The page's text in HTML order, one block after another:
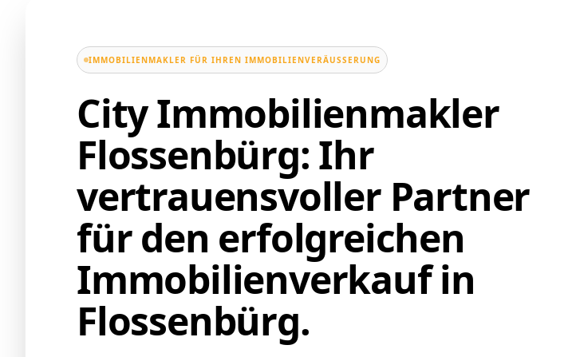
IMMOBILIENMAKLER FÜR IHREN IMMOBILIENVERÄUSSERUNG
City Immobilienmakler
Flossenbürg: Ihr
vertrauensvoller Partner
für den erfolgreichen
Immobilienverkauf in
Flossenbürg.